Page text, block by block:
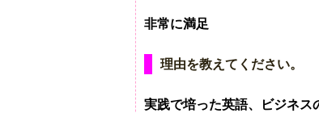
非常に満足
理由を教えてください。
実践で培った英語、ビジネス